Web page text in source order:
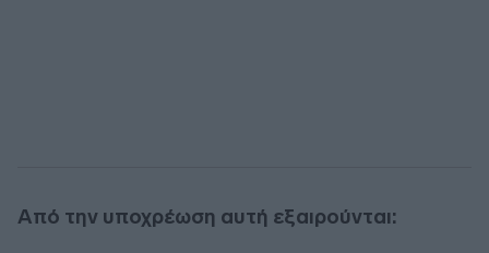
Από την υποχρέωση αυτή εξαιρούνται: